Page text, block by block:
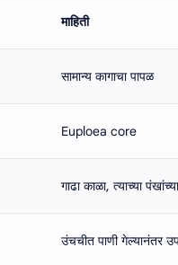
माहिती
सामान्य कागाचा पापळ
Euploea core
गाढा काळा, त्याच्या
उंचचीत पाणी गेल्यानंतर